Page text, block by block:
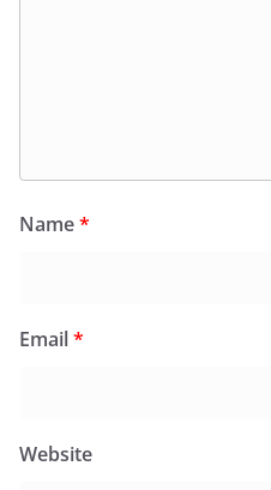
Name*
Email*
Website